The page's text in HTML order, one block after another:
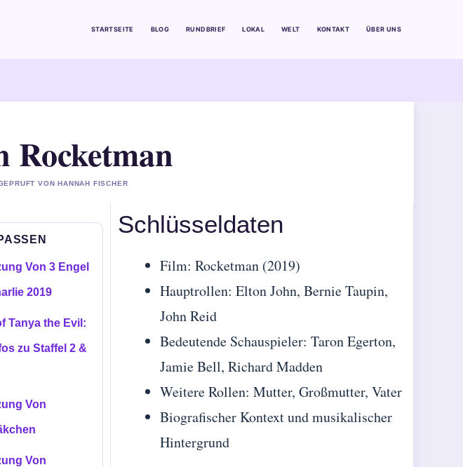
STARTSEITE BLOG RUNDBRIEF LOKAL WELT KONTAKT ÜBER UNS
Rocketman
VON HANNAH FISCHER
Von 3 Engel
2019
Tanya the Evil:
zu Staffel 2 &
Von
Von
Schlüsseldaten
Film: Rocketman (2019)
Hauptrollen: Elton John, Bernie Taupin,
John Reid
Bedeutende Schauspieler: Taron Egerton,
Jamie Bell, Richard Madden
Weitere Rollen: Mutter, Großmutter, Vater
Biografischer Kontext und musikalischer
Hintergrund